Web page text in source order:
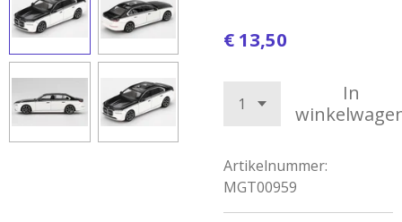
€ 13,50
In
Artikelnummer:
MGT00959